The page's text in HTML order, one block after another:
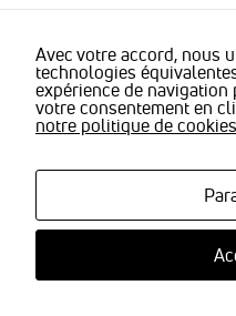
Avec votre accord, nous
technologies
expérience de
votre consentement en
notre politique de cookies